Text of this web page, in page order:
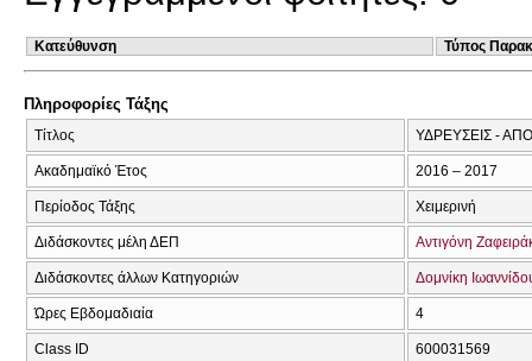
Κατεύθυνση Τύπος
Πληροφορίες Τάξης
Τίτλος ΥΔΡΕΥΣΕΙΣ -
Ακαδημαϊκό Έτος 2016 – 2017
Περίοδος Τάξης Χειμερινή
Διδάσκοντες μέλη ΔΕΠ Αντιγόνη
Διδάσκοντες άλλων Κατηγοριών Δομνίκη
Ώρες Εβδομαδιαία 4
Class ID 600031569